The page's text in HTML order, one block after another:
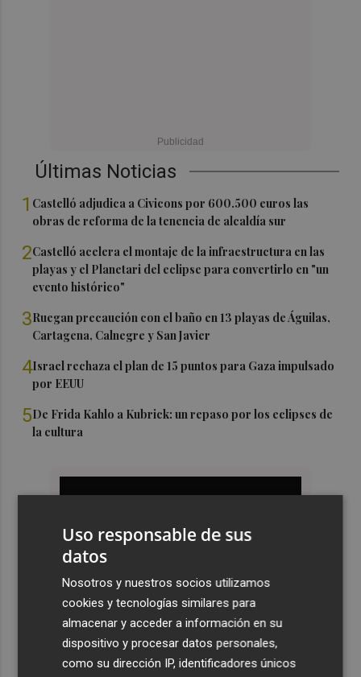
Últimas Noticias
1 Castelló adjudica a Civicons por 600.500 euros las
obras de reforma de la tenencia de alcaldía sur
2Castelló acelera el montaje de la infraestructura en las
playas y el Planetari del eclipse para convertirlo en "un
evento histórico"
3Ruegan precaución con el baño en 13 playas de Águilas,
Cartagena, Calnegre y San Javier
4Israel rechaza el plan de 15 puntos para Gaza impulsado
por EEUU
5De Frida Kahlo a Kubrick: un repaso por los eclipses de
la cultura
Uso responsable de sus
datos
Nosotros y nuestros socios utilizamos
cookies y tecnologías similares para
almacenar y acceder a información en su
dispositivo y procesar datos personales,
como su dirección IP, identificadores únicos